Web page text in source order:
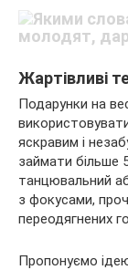
Жартівливі
Подарунки на
яскравим і
займати більше
танцювальний
з фокусами,
переодягнених
Пропонуємо